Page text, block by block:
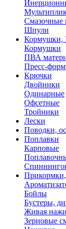
Смазочные
Шпули
Кормушки,
Кормушки
ПВА
Пресс-
Крючки
Двойники
Одинарные
Офсетные
Тройники
Лески
Поводки,
Поплавки
Карповые
Бойлы
Бустеры,
Живая
Зерновые